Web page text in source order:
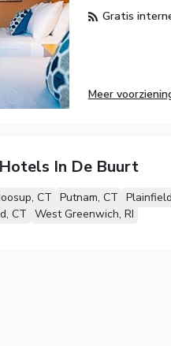
Gratis
Meer
In De Buurt
CT Putnam, CT
CT West Greenwich, RI